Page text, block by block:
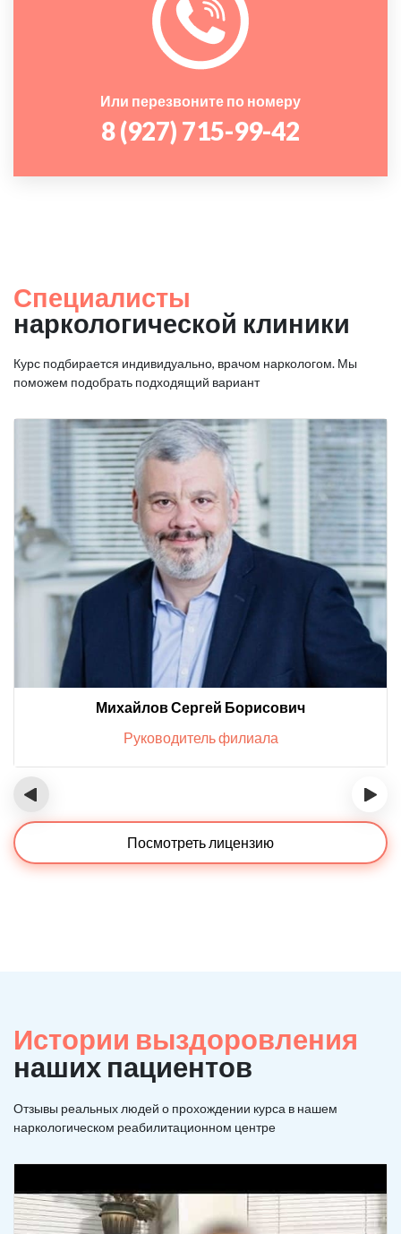
Или перезвоните по номеру
8 (927) 715-99-42
Специалисты
наркологической клиники
Курс подбирается индивидуально, врачом наркологом. Мы
поможем подобрать подходящий вариант
Михайлов Сергей Борисович
Руководитель филиала
‹ ›
Посмотреть лицензию
Истории выздоровления
наших пациентов
Отзывы реальных людей о прохождении курса в нашем
наркологическом реабилитационном центре